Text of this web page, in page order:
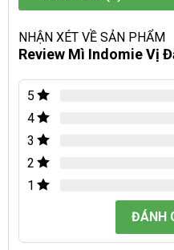
NHẬN XÉT VỀ SẢN PHẨM
Review Mì Indomie Vị
5
4
3
2
1
ĐÁNH